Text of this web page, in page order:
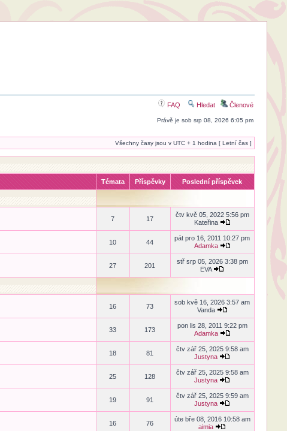
FAQ Hledat Členové
Právě je sob srp 08, 2026 6:05 pm
Všechny časy jsou v UTC + 1 hodina [ Letní čas ]
Témata Příspěvky Poslední příspěvek
7 17
čtv kvě 05, 2022 5:56 pm
Kateřina
10 44
pát pro 16, 2011 10:27 pm
Adamka
27 201
stř srp 05, 2026 3:38 pm
EVA
16 73
sob kvě 16, 2026 3:57 am
Vanda
33 173
pon lis 28, 2011 9:22 pm
Adamka
18 81
čtv zář 25, 2025 9:58 am
Justyna
25 128
čtv zář 25, 2025 9:58 am
Justyna
19 91
čtv zář 25, 2025 9:59 am
Justyna
16 76
úte bře 08, 2016 10:58 am
aimia